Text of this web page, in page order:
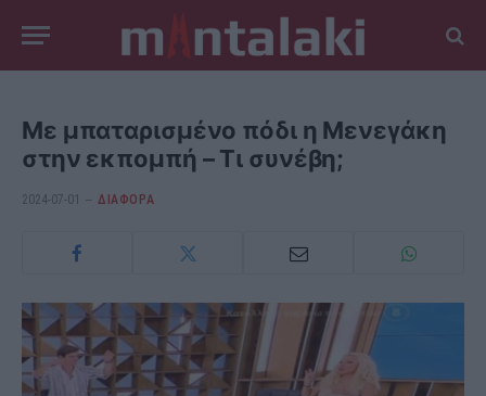
Με μπαταρισμένο πόδι η Μενεγάκη
στην εκπομπή – Τι συνέβη;
2024-07-01 ΔΙΆΦΟΡΑ